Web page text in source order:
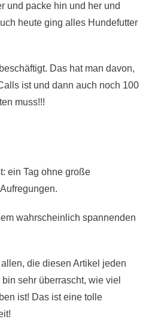
und packe hin und her und
heute ging alles Hundefutter
Das hat man davon,
ist und dann auch noch 100
muss!!!
ein Tag ohne große
wahrscheinlich spannenden
die diesen Artikel jeden
sehr überrascht, wie viel
ist! Das ist eine tolle